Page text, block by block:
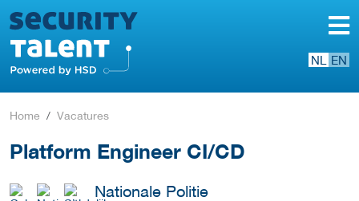
NL EN
Home Vacatures
Platform Engineer CI/CD
Nationale Politie